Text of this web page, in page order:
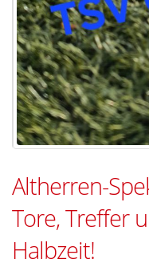
Altherren-
Tore, Treffer
Halbzeit!